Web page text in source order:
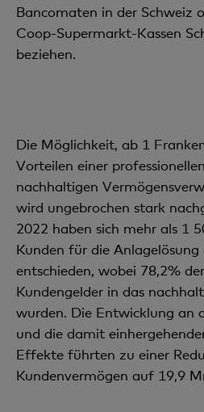
Bancomaten in der Schweiz
Coop-Supermarkt-Kassen
beziehen.
Die Möglichkeit, ab 1
Vorteilen einer
nachhaltigen
wird ungebrochen stark
2022 haben sich mehr als 1
Kunden für die Anlagelösung
entschieden, wobei 78,2%
Kundengelder in das
wurden. Die Entwicklung an
und die damit
Effekte führten zu einer
Kundenvermögen auf 19,9